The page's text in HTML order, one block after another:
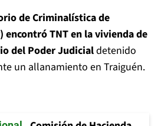
de Criminalística de
encontró TNT en la vivienda de
del Poder Judicialdetenido
un allanamiento en Traiguén.